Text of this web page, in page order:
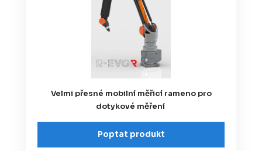
Velmi přesné mobilní měřicí rameno pro
dotykové měření
Poptat produkt